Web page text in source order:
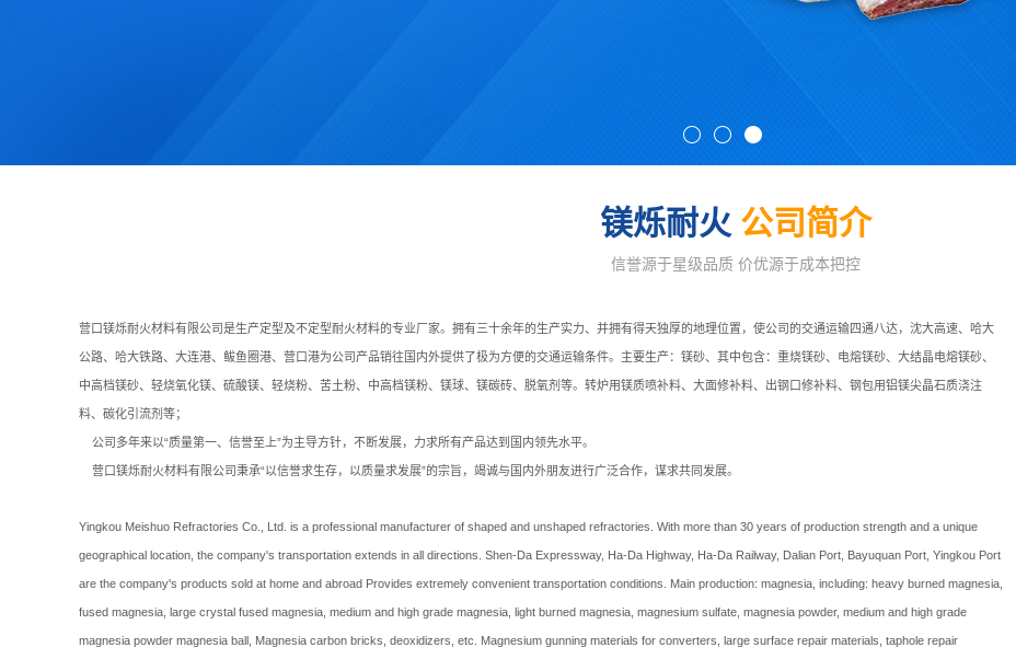
镁烁耐火 公司简介
信誉源于星级品质 价优源于成本把控
营口镁烁耐火材料有限公司是生产定型及不定型耐火材料的专业厂家。拥有三十余年的生产实力、并拥有得天独厚的地理位置，使公司的交通运输四通八达，沈大高速、哈大
公路、哈大铁路、大连港、鲅鱼圈港、营口港为公司产品销往国内外提供了极为方便的交通运输条件。主要生产：镁砂、其中包含：重烧镁砂、电熔镁砂、大结晶电熔镁砂、
中高档镁砂、轻烧氧化镁、硫酸镁、轻烧粉、 苦土粉、中高档镁粉、 镁球、镁碳砖、脱氧剂等。转炉用镁质喷补料、大面修补料、出钢口修补料、钢包用铝镁尖晶石质浇注
料、碳化引流剂等；
公司多年来以“质量第一、信誉至上”为主导方针，不断发展，力求所有产品达到国内领先水平。
营口镁烁耐火材料有限公司秉承“以信誉求生存，以质量求发展”的宗旨，竭诚与国内外朋友进行广泛合作，谋求共同发展。
Yingkou Meishuo Refractories Co., Ltd. is a professional manufacturer of shaped and unshaped refractories. With more than 30 years of production strength and a unique
geographical location, the company's transportation extends in all directions. Shen-Da Expressway, Ha-Da Highway, Ha-Da Railway, Dalian Port, Bayuquan Port, Yingkou Port
are the company's products sold at home and abroad Provides extremely convenient transportation conditions. Main production: magnesia, including: heavy burned magnesia,
fused magnesia, large crystal fused magnesia, medium and high grade magnesia, light burned magnesia, magnesium sulfate, magnesia powder, medium and high grade
magnesia powder magnesia ball, Magnesia carbon bricks, deoxidizers, etc. Magnesium gunning materials for converters, large surface repair materials, taphole repair